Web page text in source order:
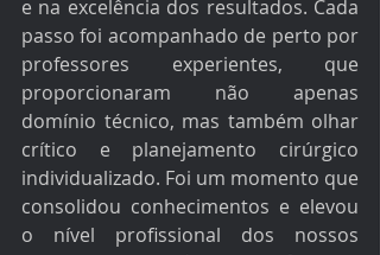
e na excelência dos resultados. Cada
passo foi acompanhado de perto por
professores experientes, que
proporcionaram não apenas
domínio técnico, mas também olhar
crítico e planejamento cirúrgico
individualizado. Foi um momento que
consolidou conhecimentos e elevou
o nível profissional dos nossos